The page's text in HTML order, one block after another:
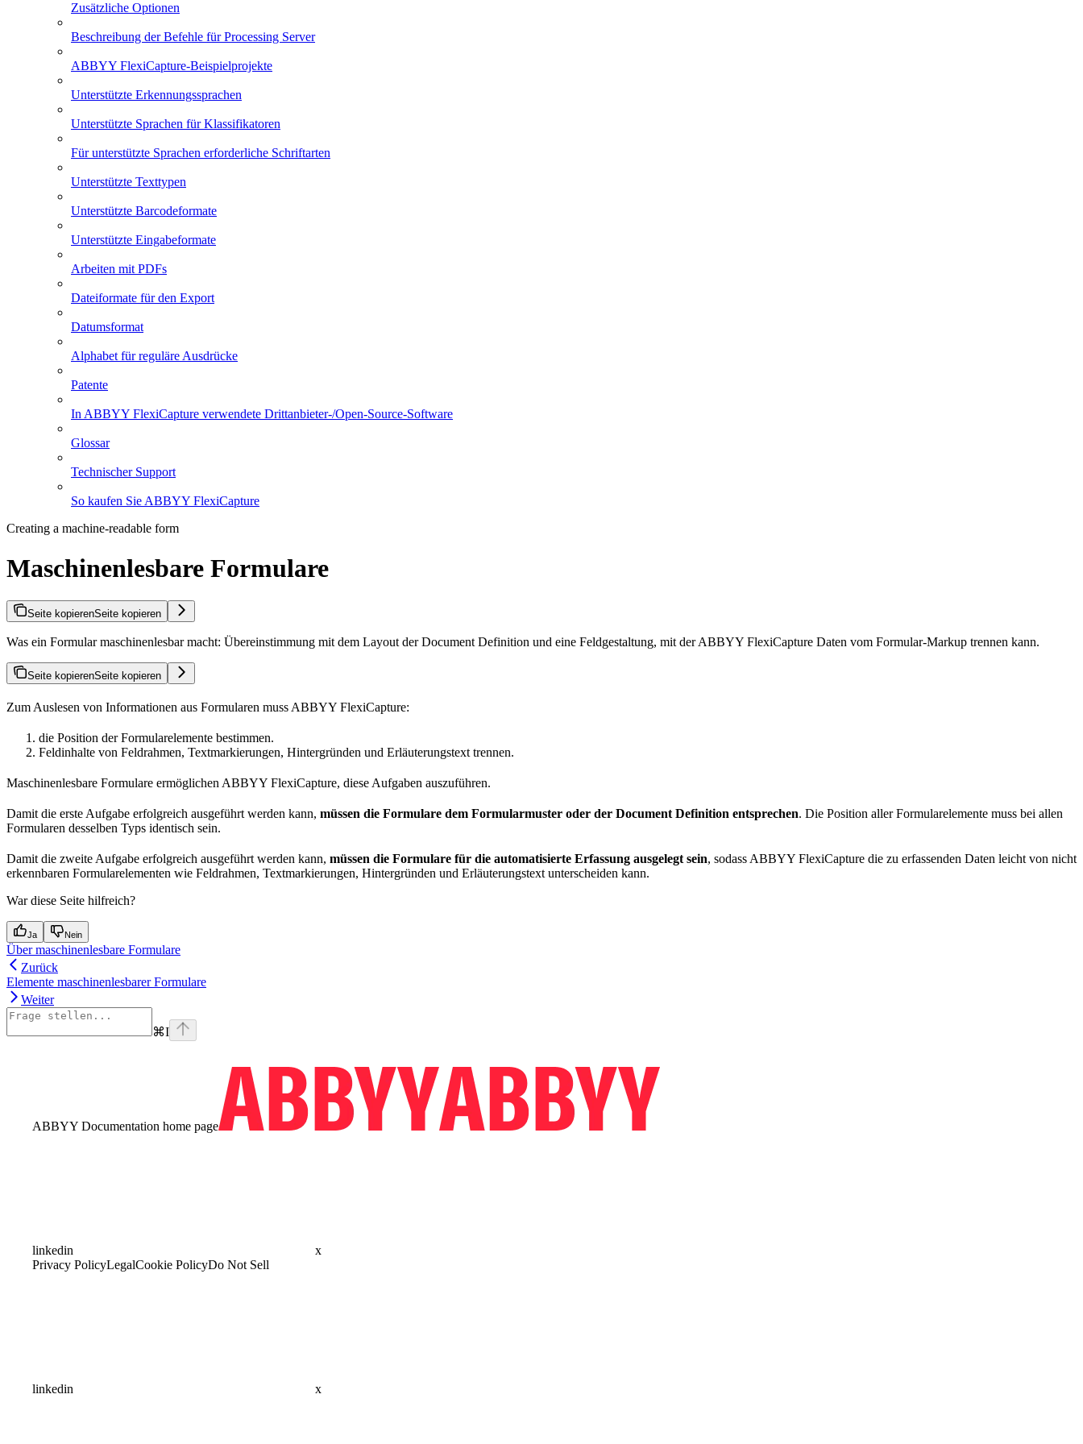
Zusätzliche Optionen
Beschreibung der Befehle für Processing Server
ABBYY FlexiCapture-Beispielprojekte
Unterstützte Erkennungssprachen
Unterstützte Sprachen für Klassifikatoren
Für unterstützte Sprachen erforderliche Schriftarten
Unterstützte Texttypen
Unterstützte Barcodeformate
Unterstützte Eingabeformate
Arbeiten mit PDFs
Dateiformate für den Export
Datumsformat
Alphabet für reguläre Ausdrücke
Patente
In ABBYY FlexiCapture verwendete Drittanbieter-/Open-Source-Software
Glossar
Technischer Support
So kaufen Sie ABBYY FlexiCapture
Creating a machine-readable form
Maschinenlesbare Formulare
Seite kopierenSeite kopieren
Was ein Formular maschinenlesbar macht: Übereinstimmung mit dem Layout der Document Definition und eine Feldgestaltung, mit der ABBYY FlexiCapture Daten vom Formular-Markup trennen kann.
Seite kopierenSeite kopieren
Zum Auslesen von Informationen aus Formularen muss ABBYY FlexiCapture:
die Position der Formularelemente bestimmen.
Feldinhalte von Feldrahmen, Textmarkierungen, Hintergründen und Erläuterungstext trennen.
Maschinenlesbare Formulare ermöglichen ABBYY FlexiCapture, diese Aufgaben auszuführen.
Damit die erste Aufgabe erfolgreich ausgeführt werden kann, müssen die Formulare dem Formularmuster oder der Document Definition entsprechen. Die Position aller Formularelemente muss bei allen
Formularen desselben Typs identisch sein.
Damit die zweite Aufgabe erfolgreich ausgeführt werden kann, müssen die Formulare für die automatisierte Erfassung ausgelegt sein, sodass ABBYY FlexiCapture die zu erfassenden Daten leicht von nicht
erkennbaren Formularelementen wie Feldrahmen, Textmarkierungen, Hintergründen und Erläuterungstext unterscheiden kann.
War diese Seite hilfreich?
Ja Nein
Über maschinenlesbare Formulare
Zurück
Elemente maschinenlesbarer Formulare
Weiter
⌘I
ABBYY Documentation home page
linkedin
x
Privacy PolicyLegalCookie PolicyDo Not Sell
linkedin x